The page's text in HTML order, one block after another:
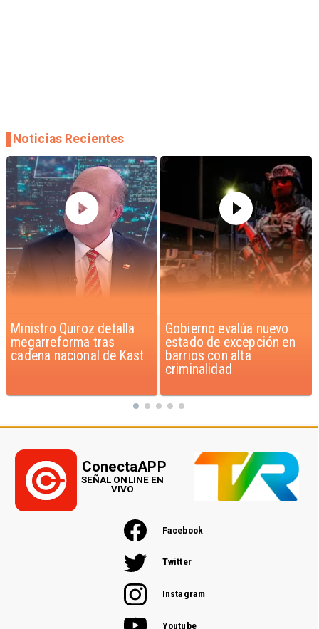
Gobierno evalúa nuevo
estado de excepción en
barrios con alta
Chile pionero en
Latinoamérica en
fortificar leche y harina
con Vitamina D
Noticias Recientes
Facebook
Twitter
Instagram
Youtube
ConectaAPP
SEÑAL ONLINE EN
VIVO